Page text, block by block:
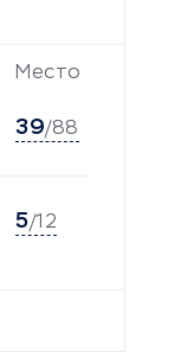
Место
39/88
5/12